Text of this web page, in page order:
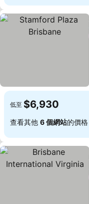
低至 $6,930
查看其他 6 個網站的價格